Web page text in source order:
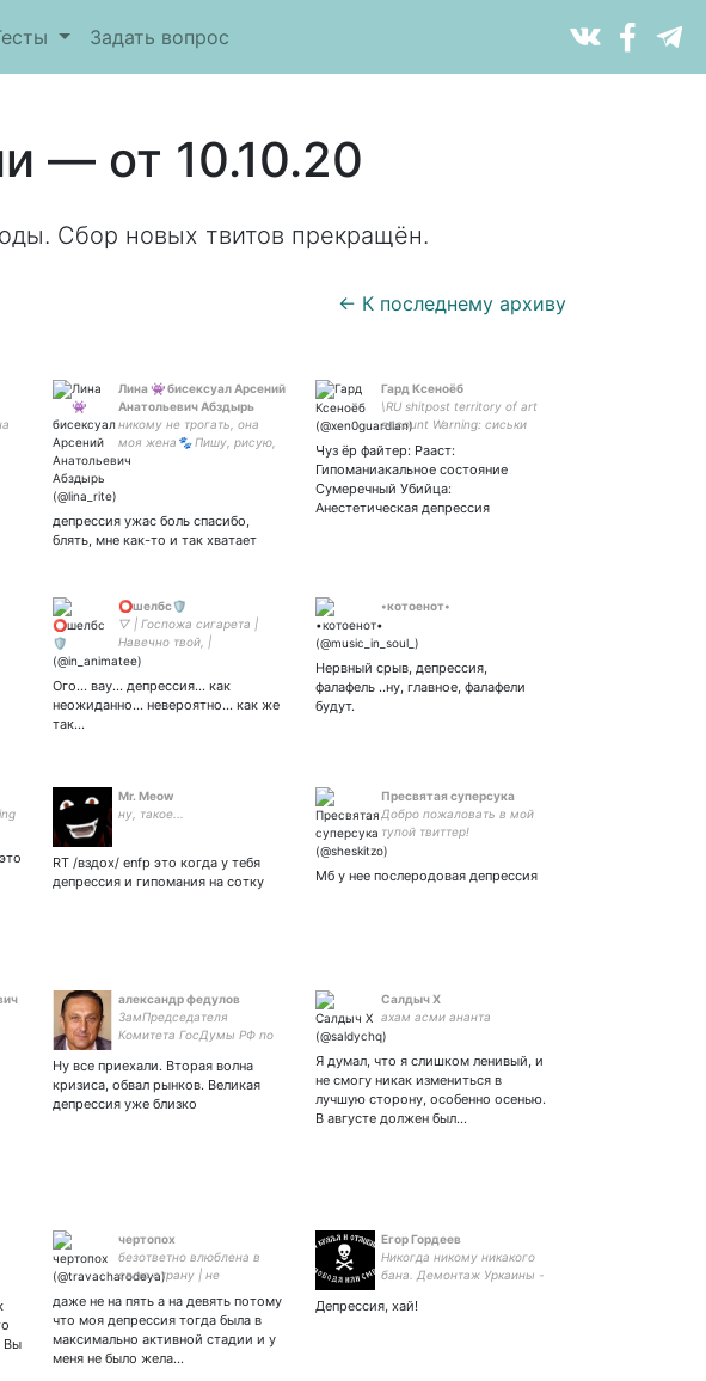
Задать вопрос
— от 10.10.20
Сбор новых твитов прекращён.
← К последнему архиву
Лина 👾 бисексуал Арсений
Анатольевич Абздырь
никому не трогать, она
моя жена🐾 Пишу, рисую,
перевожу. NSFW art🔞 Фб:
депрессия ужас боль спасибо,
блять, мне как-то и так хватает
Гард Ксеноёб
\RU shitpost territory of art
account Warning: сиськи
предупреждены\ Всем
привет я люблю рисовать
монстроёбу
Чуз ёр файтер: Рааст:
Гипоманиакальное состояние
Сумеречный Убийца:
Анестетическая депрессия
⭕шелбс🛡️
▽ | Госпожа сигарета |
Навечно твой, |
#DetroitBecomeMafia :
Кейси | юп:
Ого... вау... депрессия... как
неожиданно... невероятно... как же
так...
•котоенот•
Нервный срыв, депрессия,
фалафель ..ну, главное, фалафели
будут.
Mr. Meow
ну, такое...
RT /вздох/ enfp это когда у тебя
депрессия и гипомания на сотку
Пресвятая суперсука
Добро пожаловать в мой
тупой твиттер!
Мб у нее послеродовая депрессия
александр федулов
ЗамПредседателя
Комитета ГосДумы РФ по
созыва, Соавтор
Законопроектов РФ-
Адвокатского Закона, УК
Ну все приехали. Вторая волна
кризиса, обвал рынков. Великая
депрессия уже близко
Салдыч Х
ахам асми ананта
Я думал, что я слишком ленивый, и
не смогу никак измениться в
лучшую сторону, особенно осенью.
В августе должен был…
Вы
чертопох
безответно влюблена в
свою страну | не
пытаюсь | смотрю и
слушаю исключительно
продукты российского
производства | союз
даже не на пять а на девять потому
что моя депрессия тогда была в
максимально активной стадии и у
меня не было жела…
Егор Гордеев
Никогда никому никакого
бана. Демонтаж Уркаины -
польско-австрийской
Депрессия, хай!